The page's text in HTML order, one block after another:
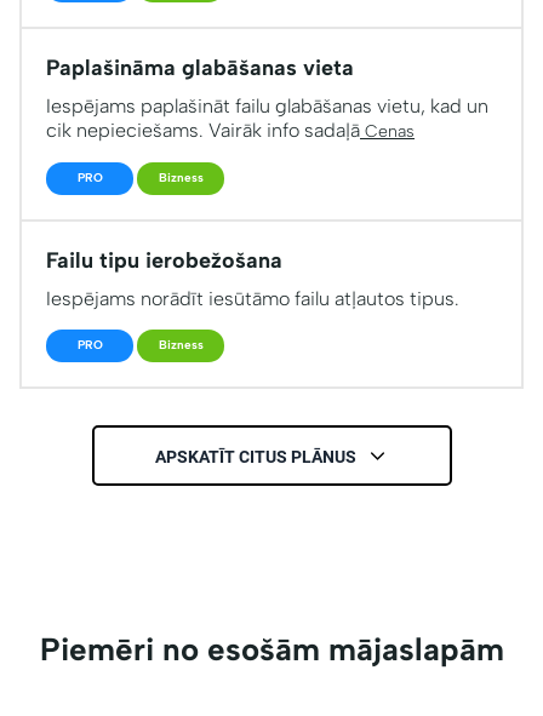
Paplašināma glabāšanas vieta
Iespējams paplašināt failu glabāšanas vietu, kad un
cik nepieciešams. Vairāk info sadaļā Cenas
PRO Bizness
Failu tipu ierobežošana
Iespējams norādīt iesūtāmo failu atļautos tipus.
PRO Bizness
APSKATĪT CITUS PLĀNUS
Piemēri no esošām mājaslapām